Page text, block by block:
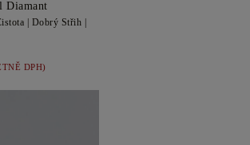
Diamant
| Dobrý Střih |
DPH)